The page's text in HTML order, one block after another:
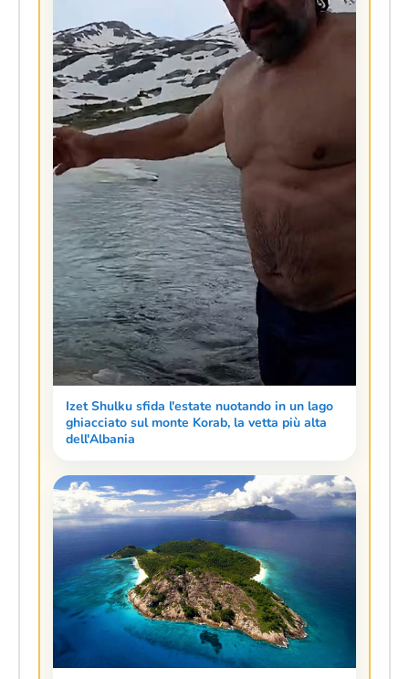
Izet Shulku sfida l'estate nuotando in un lago
ghiacciato sul monte Korab, la vetta più alta
dell'Albania